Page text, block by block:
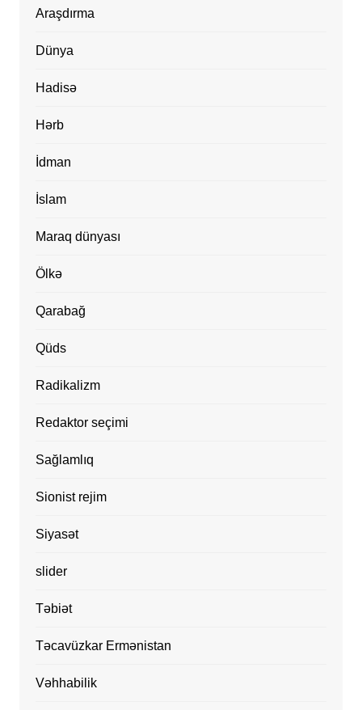
Araşdırma
Dünya
Hadisə
Hərb
İdman
İslam
Maraq dünyası
Ölkə
Qarabağ
Qüds
Radikalizm
Redaktor seçimi
Sağlamlıq
Sionist rejim
Siyasət
slider
Təbiət
Təcavüzkar Ermənistan
Vəhhabilik